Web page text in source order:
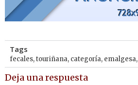
Tags
fecales,touriñana, categoría, emalgesa,
Deja una respuesta